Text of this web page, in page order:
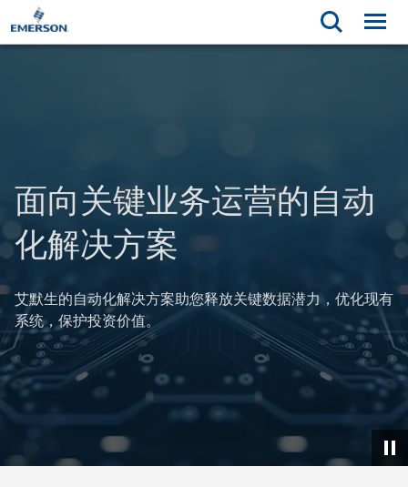
面向关键业务运营的自动
化解决方案
艾默生的自动化解决方案助您释放关键数据潜力，优化现有
系统，保护投资价值。